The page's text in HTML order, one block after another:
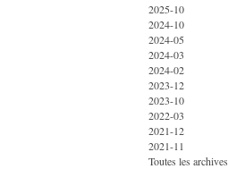
2025-10
2024-10
2024-05
2024-03
2024-02
2023-12
2023-10
2022-03
2021-12
2021-11
Toutes les archives